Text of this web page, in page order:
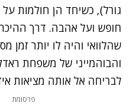
גורל), כשיחד הן חולמות
חופש ועל אהבה. דרך
שהלוואי והיה לו יותר זמן
והבוהמייני של משפחת
לבריחה אל אותה מציאות
פרסומת